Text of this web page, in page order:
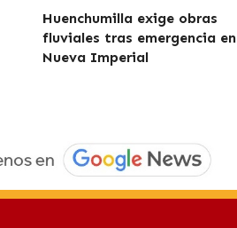
Huenchumilla exige obras
fluviales tras emergencia en
Nueva Imperial